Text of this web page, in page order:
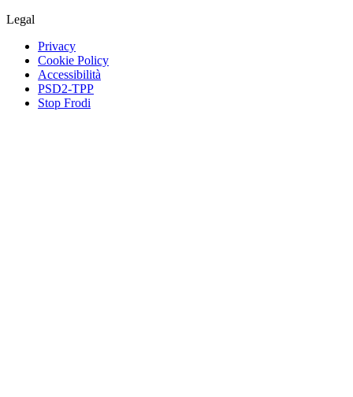
Legal
Privacy
Cookie Policy
Accessibilità
PSD2-TPP
Stop Frodi